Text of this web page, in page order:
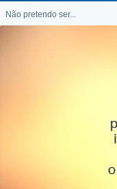
Não pretendo ser...